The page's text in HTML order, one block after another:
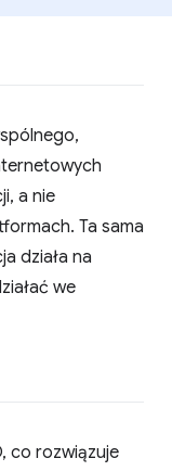
a nie
Ta sama
działa na
we
co rozwiązuje